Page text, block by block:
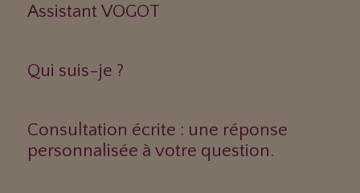
Assistant VOGOT
Qui suis-je ?
Consultation écrite : une réponse
personnalisée à votre question.